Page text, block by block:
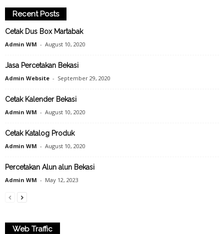
Recent Posts
Cetak Dus Box Martabak
Admin WM - August 10, 2020
Jasa Percetakan Bekasi
Admin Website - September 29, 2020
Cetak Kalender Bekasi
Admin WM - August 10, 2020
Cetak Katalog Produk
Admin WM - August 10, 2020
Percetakan Alun alun Bekasi
Admin WM - May 12, 2023
Web Traffic